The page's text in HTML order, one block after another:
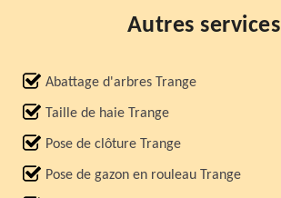
Autres services
Abattage d'arbres Trange
Taille de haie Trange
Pose de clôture Trange
Pose de gazon en rouleau Trange